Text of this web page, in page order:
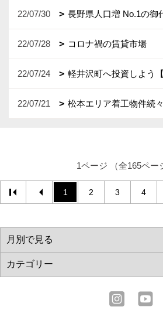
22/07/30 長野県人口増 No.1の御
22/07/28 コロナ禍の賃貸市場
22/07/24 軽井沢町へ投資しよう【
22/07/21 松本エリア着工物件続
1ページ （全165ペー
1 2 3 4